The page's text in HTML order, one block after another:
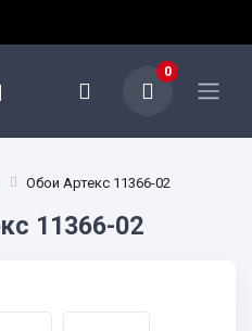
0
Обои Артекс 11366-02
11366-02